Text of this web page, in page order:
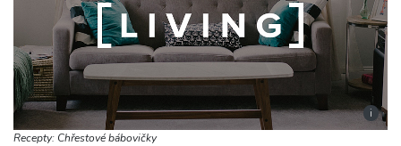
i
Recepty: Chřestové bábovičky